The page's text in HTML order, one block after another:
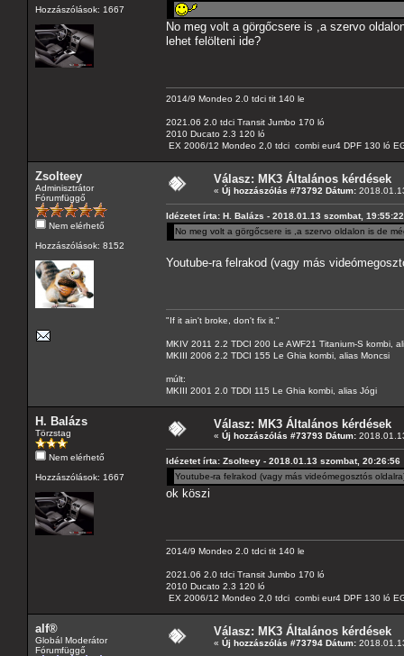
Hozzászólások: 1667
No meg volt a görgőcsere is ,a szervo
lehet felölteni ide?
2014/9 Mondeo 2.0 tdci tit 140 le
2021.06 2.0 tdci Transit Jumbo 170 ló
2010 Ducato 2.3 120 ló
EX 2006/12 Mondeo 2,0 tdci combi eur4 DPF 130 ló
Zsolteey
Adminisztrátor
Fórumfüggő
Nem elérhető
Hozzászólások: 8152
Válasz: MK3 Általános kérdések
« Új hozzászólás #73792 Dátum:
Idézetet írta: H. Balázs - 2018.01.13 szombat, 19:55:22
No meg volt a görgőcsere is ,a szervo oldalon is de
Youtube-ra felrakod (vagy más
"If it ain't broke, don't fix it."
MKIV 2011 2.2 TDCI 200 Le AWF21 Titanium-S kombi,
MKIII 2006 2.2 TDCI 155 Le Ghia kombi, alias Moncsi
múlt:
MKIII 2001 2.0 TDDI 115 Le Ghia kombi, alias Jógi
H. Balázs
Törzstag
Nem elérhető
Hozzászólások: 1667
Válasz: MK3 Általános kérdések
« Új hozzászólás #73793 Dátum:
Idézetet írta: Zsolteey - 2018.01.13 szombat, 20:26:56
Youtube-ra felrakod (vagy más videómegosztós
ok köszi
2014/9 Mondeo 2.0 tdci tit 140 le
2021.06 2.0 tdci Transit Jumbo 170 ló
2010 Ducato 2.3 120 ló
EX 2006/12 Mondeo 2,0 tdci combi eur4 DPF 130 ló
alf®
Globál Moderátor
Fórumfüggő
Válasz: MK3 Általános kérdések
« Új hozzászólás #73794 Dátum: